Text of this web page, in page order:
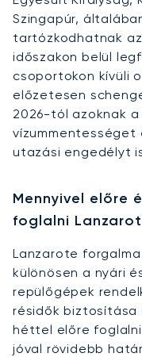
Szingapúr,
tartózkodhatnak
időszakon belül
csoportokon kívüli
előzetesen
2026-tól azoknak
vízummentességet
utazási engedélyt
Mennyivel előre
foglalni
Lanzarote
különösen a nyári
repülőgépek
résidők biztosítása
héttel előre
jóval rövidebb